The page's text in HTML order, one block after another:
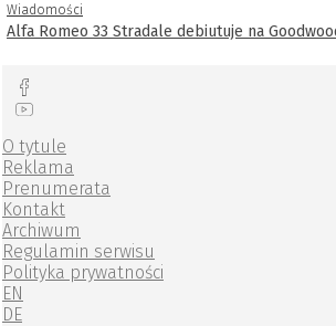
Wiadomości
Alfa Romeo 33 Stradale debiutuje na
O tytule
Reklama
Prenumerata
Kontakt
Archiwum
Regulamin serwisu
Polityka prywatności
EN
DE